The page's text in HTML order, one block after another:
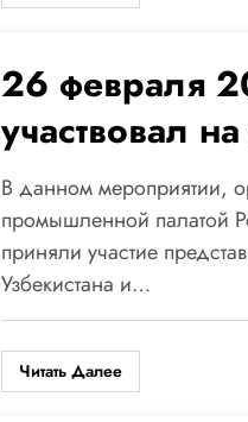
26 февраля
участвовал
арабском
В данном мероприятии,
промышленной палатой
приняли участие
Узбекистана и…
Читать Далее